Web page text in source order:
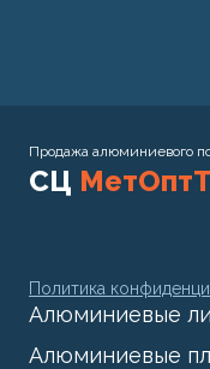
Продажа алюминиевого
СЦ
Политика
Алюминиевые
Алюминиевые